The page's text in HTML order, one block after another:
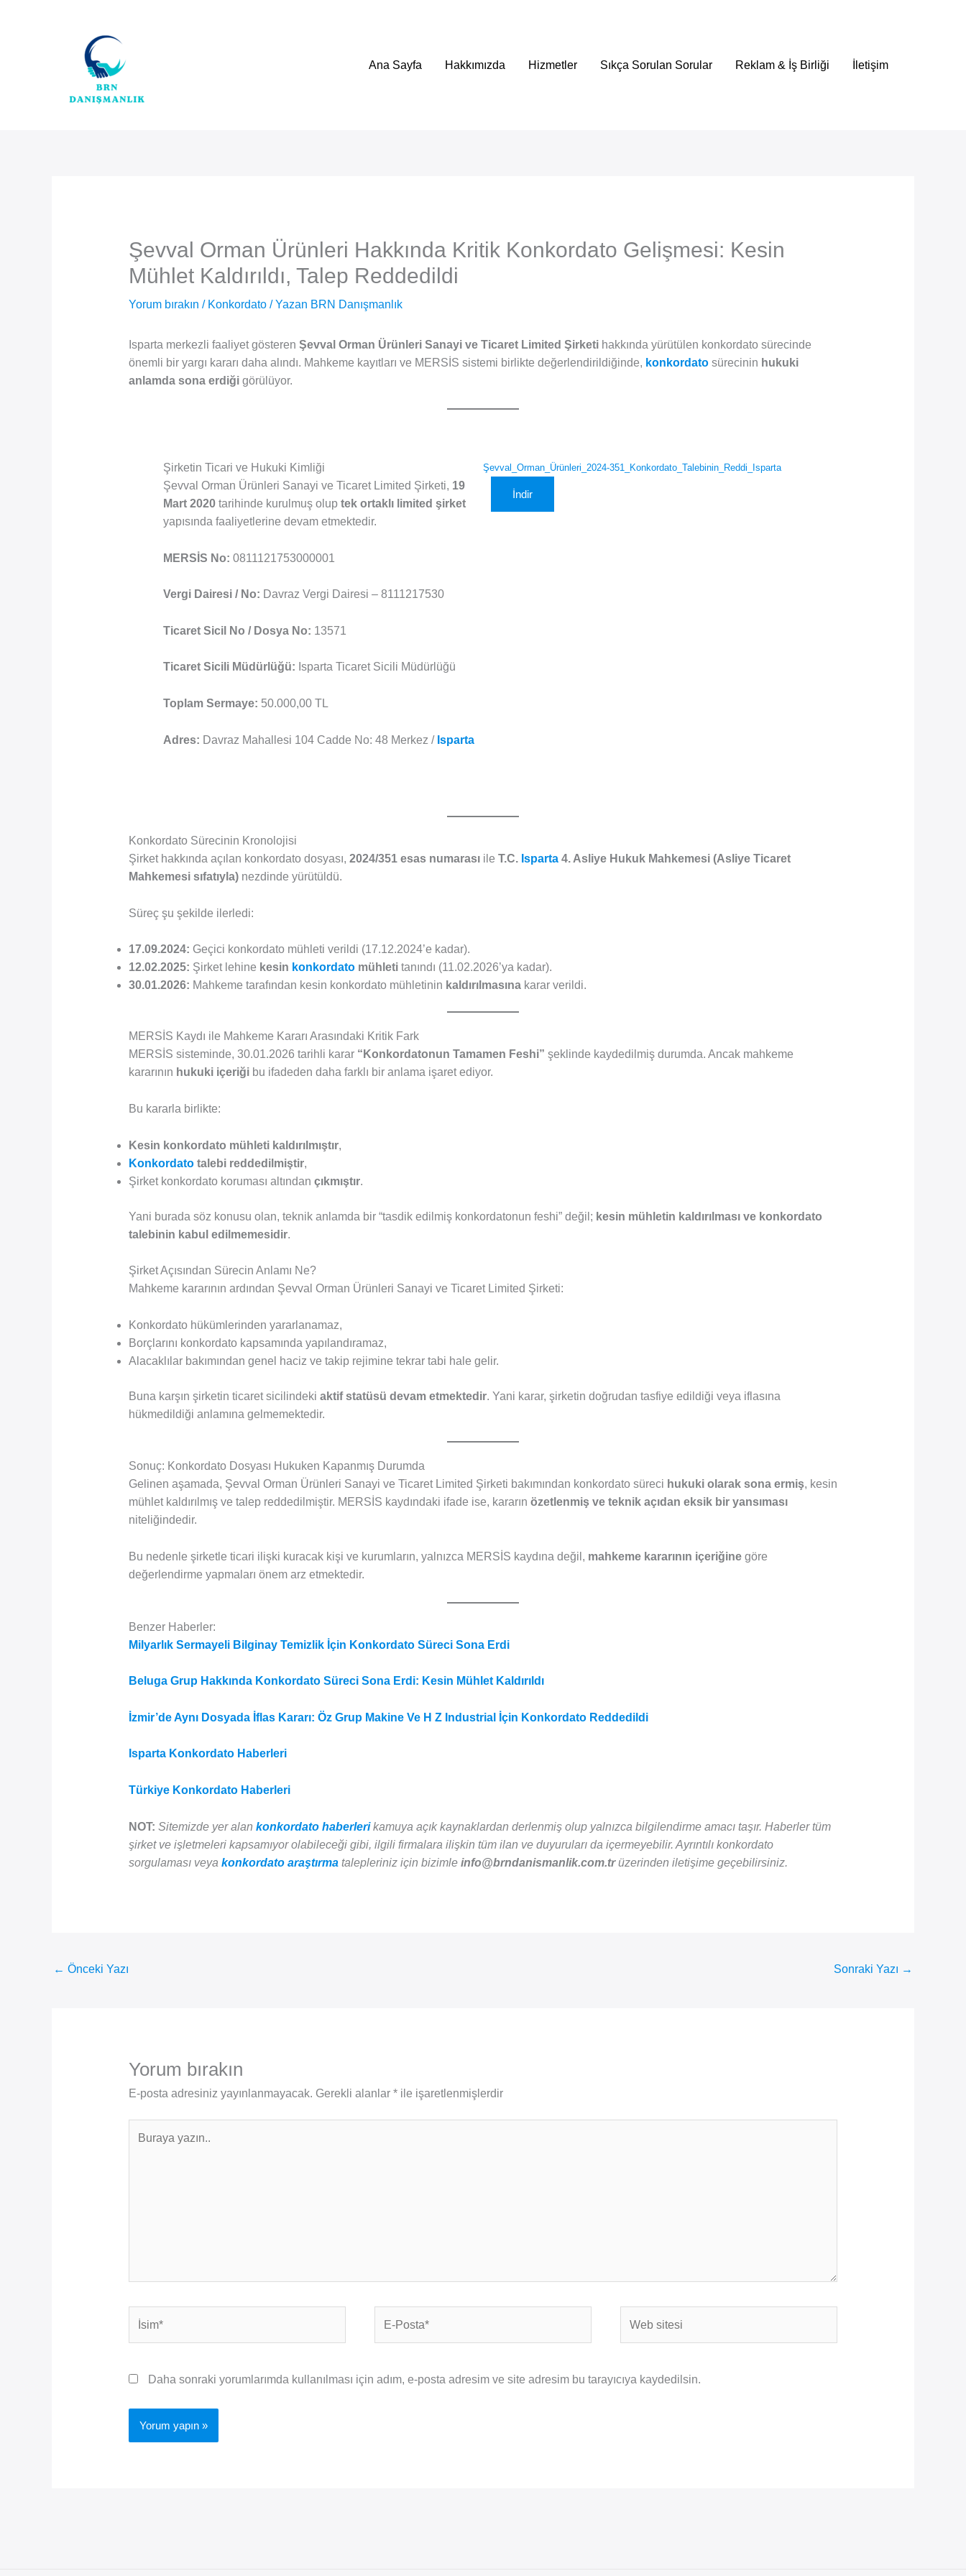
Ana Sayfa Hakkımızda Hizmetler Sıkça Sorulan Sorular Reklam & İş Birliği İletişim
Şevval Orman Ürünleri Hakkında Kritik Konkordato Gelişmesi: Kesin
Mühlet Kaldırıldı, Talep Reddedildi
Yorum bırakın / Konkordato/ Yazan BRN Danışmanlık
Isparta merkezli faaliyet gösteren Şevval Orman Ürünleri Sanayi ve Ticaret Limited Şirketihakkında yürütülen konkordato sürecinde
önemli bir yargı kararı daha alındı. Mahkeme kayıtları ve MERSİS sistemi birlikte değerlendirildiğinde, konkordato sürecinin hukuki
anlamda sona erdiğigörülüyor.
Şirketin Ticari ve Hukuki Kimliği
Şevval Orman Ürünleri Sanayi ve Ticaret Limited Şirketi, 19
Mart 2020tarihinde kurulmuş olup tek ortaklı limited şirket
yapısında faaliyetlerine devam etmektedir.
MERSİS No: 0811121753000001
Vergi Dairesi / No: Davraz Vergi Dairesi – 8111217530
Ticaret Sicil No / Dosya No: 13571
Ticaret Sicili Müdürlüğü: Isparta Ticaret Sicili Müdürlüğü
Toplam Sermaye: 50.000,00 TL
Adres: Davraz Mahallesi 104 Cadde No: 48 Merkez / Isparta
Şevval_Orman_Ürünleri_2024-351_Konkordato_Talebinin_Reddi_Isparta
İndir
Konkordato Sürecinin Kronolojisi
Şirket hakkında açılan konkordato dosyası, 2024/351 esas numarasıile T.C. Isparta 4. Asliye Hukuk Mahkemesi (Asliye Ticaret
Mahkemesi sıfatıyla)nezdinde yürütüldü.
Süreç şu şekilde ilerledi:
17.09.2024: Geçici konkordato mühleti verildi (17.12.2024’e kadar).
12.02.2025: Şirket lehine kesin konkordato mühletitanındı (11.02.2026’ya kadar).
30.01.2026: Mahkeme tarafından kesin konkordato mühletinin kaldırılmasınakarar verildi.
MERSİS Kaydı ile Mahkeme Kararı Arasındaki Kritik Fark
MERSİS sisteminde, 30.01.2026 tarihli karar “Konkordatonun Tamamen Feshi” şeklinde kaydedilmiş durumda. Ancak mahkeme
kararının hukuki içeriğibu ifadeden daha farklı bir anlama işaret ediyor.
Bu kararla birlikte:
Kesin konkordato mühleti kaldırılmıştır,
Konkordato talebi reddedilmiştir,
Şirket konkordato koruması altından çıkmıştır.
Yani burada söz konusu olan, teknik anlamda bir “tasdik edilmiş konkordatonun feshi” değil; kesin mühletin kaldırılması ve konkordato
talebinin kabul edilmemesidir.
Şirket Açısından Sürecin Anlamı Ne?
Mahkeme kararının ardından Şevval Orman Ürünleri Sanayi ve Ticaret Limited Şirketi:
Konkordato hükümlerinden yararlanamaz,
Borçlarını konkordato kapsamında yapılandıramaz,
Alacaklılar bakımından genel haciz ve takip rejimine tekrar tabi hale gelir.
Buna karşın şirketin ticaret sicilindeki aktif statüsü devam etmektedir. Yani karar, şirketin doğrudan tasfiye edildiği veya iflasına
hükmedildiği anlamına gelmemektedir.
Sonuç: Konkordato Dosyası Hukuken Kapanmış Durumda
Gelinen aşamada, Şevval Orman Ürünleri Sanayi ve Ticaret Limited Şirketi bakımından konkordato süreci hukuki olarak sona ermiş, kesin
mühlet kaldırılmış ve talep reddedilmiştir. MERSİS kaydındaki ifade ise, kararın özetlenmiş ve teknik açıdan eksik bir yansıması
niteliğindedir.
Bu nedenle şirketle ticari ilişki kuracak kişi ve kurumların, yalnızca MERSİS kaydına değil, mahkeme kararının içeriğinegöre
değerlendirme yapmaları önem arz etmektedir.
Benzer Haberler:
Milyarlık Sermayeli Bilginay Temizlik İçin Konkordato Süreci Sona Erdi
Beluga Grup Hakkında Konkordato Süreci Sona Erdi: Kesin Mühlet Kaldırıldı
İzmir’de Aynı Dosyada İflas Kararı: Öz Grup Makine Ve H Z Industrial İçin Konkordato Reddedildi
Isparta Konkordato Haberleri
Türkiye Konkordato Haberleri
NOT: Sitemizde yer alan konkordato haberlerikamuya açık kaynaklardan derlenmiş olup yalnızca bilgilendirme amacı taşır. Haberler tüm
şirket ve işletmeleri kapsamıyor olabileceği gibi, ilgili firmalara ilişkin tüm ilan ve duyuruları da içermeyebilir. Ayrıntılı konkordato
sorgulaması veya konkordato araştırma talepleriniz için bizimle info@brndanismanlik.com.trüzerinden iletişime geçebilirsiniz.
← Önceki Yazı Sonraki Yazı →
Yorum bırakın
E-posta adresiniz yayınlanmayacak. Gerekli alanlar *ile işaretlenmişlerdir
yazın..
Posta*
sitesi
Daha sonraki yorumlarımda kullanılması için adım, e-posta adresim ve site adresim bu tarayıcıya kaydedilsin.